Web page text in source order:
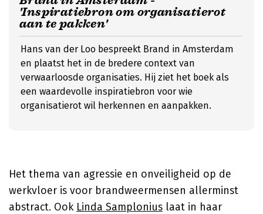
'Inspiratiebron om organisatierot
aan te pakken'
Hans van der Loo bespreekt Brand in Amsterdam
en plaatst het in de bredere context van
verwaarloosde organisaties. Hij ziet het boek als
een waardevolle inspiratiebron voor wie
organisatierot wil herkennen en aanpakken.
Het thema van agressie en onveiligheid op de
werkvloer is voor brandweermensen allerminst
abstract. Ook Linda Samplonius laat in haar